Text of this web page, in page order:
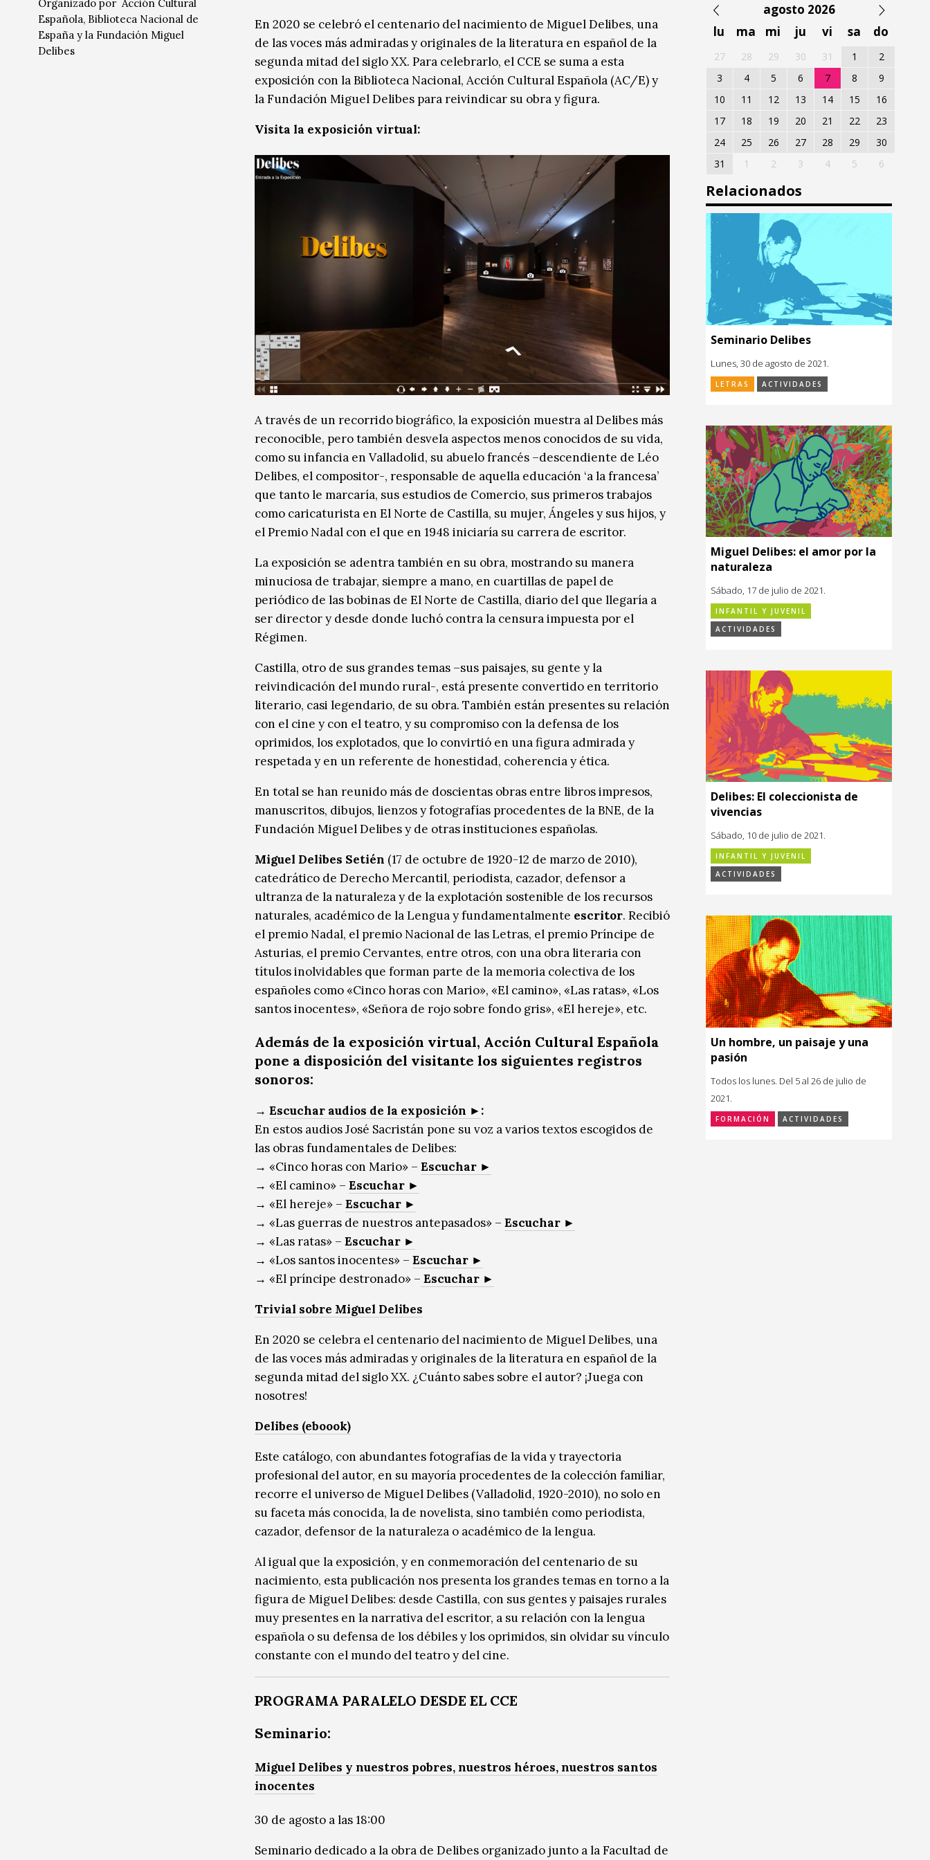
MúsicaMúsica
Sin categoría
Sin categoría
En 2020 se celebró el centenario del nacimiento de Miguel Delibes, una
de las voces más admiradas y originales de la literatura en español de la
segunda mitad del siglo XX. Para celebrarlo, el CCE se suma a esta
exposición con la Biblioteca Nacional, Acción Cultural Española (AC/E) y
la Fundación Miguel Delibes para reivindicar su obra y figura.
Visita la exposición virtual:
A través de un recorrido biográfico, la exposición muestra al Delibes más
reconocible, pero también desvela aspectos menos conocidos de su vida,
como su infancia en Valladolid, su abuelo francés –descendiente de Léo
Delibes, el compositor-, responsable de aquella educación ‘a la francesa’
que tanto le marcaría, sus estudios de Comercio, sus primeros trabajos
como caricaturista en El Norte de Castilla, su mujer, Ángeles y sus hijos, y
el Premio Nadal con el que en 1948 iniciaría su carrera de escritor.
La exposición se adentra también en su obra, mostrando su manera
minuciosa de trabajar, siempre a mano, en cuartillas de papel de
periódico de las bobinas de El Norte de Castilla, diario del que llegaría a
ser director y desde donde luchó contra la censura impuesta por el
Régimen.
Castilla, otro de sus grandes temas –sus paisajes, su gente y la
reivindicación del mundo rural-, está presente convertido en territorio
literario, casi legendario, de su obra. También están presentes su relación
con el cine y con el teatro, y su compromiso con la defensa de los
oprimidos, los explotados, que lo convirtió en una figura admirada y
respetada y en un referente de honestidad, coherencia y ética.
En total se han reunido más de doscientas obras entre libros impresos,
manuscritos, dibujos, lienzos y fotografías procedentes de la BNE, de la
Fundación Miguel Delibes y de otras instituciones españolas.
Miguel Delibes Setién (17 de octubre de 1920​-12 de marzo de 2010),
catedrático de Derecho Mercantil, periodista, cazador, defensor a
ultranza de la naturaleza y de la explotación sostenible de los recursos
naturales, académico de la Lengua y fundamentalmente escritor. Recibió
el premio Nadal, el premio Nacional de las Letras, el premio Príncipe de
Asturias, el premio Cervantes, entre otros, con una obra literaria con
títulos inolvidables que forman parte de la memoria colectiva de los
españoles como «Cinco horas con Mario», «El camino», «Las ratas», «Los
santos inocentes», «Señora de rojo sobre fondo gris», «El hereje», etc.
Además de la exposición virtual, Acción Cultural Española
pone a disposición del visitante los siguientes registros
sonoros:
→ Escuchar audios de la exposición ► :
En estos audios José Sacristán pone su voz a varios textos escogidos de
las obras fundamentales de Delibes:
→ «Cinco horas con Mario» – Escuchar ►
→ «El camino» – Escuchar ►
→ «El hereje» – Escuchar ►
→ «Las guerras de nuestros antepasados» – Escuchar ►
→ «Las ratas» – Escuchar ►
→ «Los santos inocentes» – Escuchar ►
→ «El príncipe destronado» – Escuchar ►
Trivial sobre Miguel Delibes
En 2020 se celebra el centenario del nacimiento de Miguel Delibes, una
de las voces más admiradas y originales de la literatura en español de la
segunda mitad del siglo XX. ¿Cuánto sabes sobre el autor? ¡Juega con
nosotres!
Delibes (eboook)
Este catálogo, con abundantes fotografías de la vida y trayectoria
profesional del autor, en su mayoría procedentes de la colección familiar,
recorre el universo de Miguel Delibes (Valladolid, 1920-2010), no solo en
su faceta más conocida, la de novelista, sino también como periodista,
cazador, defensor de la naturaleza o académico de la lengua.
Al igual que la exposición, y en conmemoración del centenario de su
nacimiento, esta publicación nos presenta los grandes temas en torno a la
figura de Miguel Delibes: desde Castilla, con sus gentes y paisajes rurales
muy presentes en la narrativa del escritor, a su relación con la lengua
española o su defensa de los débiles y los oprimidos, sin olvidar su vínculo
constante con el mundo del teatro y del cine.
PROGRAMA PARALELO DESDE EL CCE
Seminario:
Miguel Delibes y nuestros pobres, nuestros héroes, nuestros santos
inocentes
30 de agosto a las 18:00
Seminario dedicado a la obra de Delibes organizado junto a la Facultad de
Organizado por Acción Cultural
Española, Biblioteca Nacional de
España y la Fundación Miguel
Delibes
agosto 2026
lu
ma mi ju vi sa do
27 28 29 30 31 1
2
3
4 5 6 7 8
9
10
11 12 13 14 15
16
17
18 19 20 21 22
23
24
25 26 27 28 29
30
31
1 2 3 4 5 6
Relacionados
Seminario Delibes
Lunes, 30 de agosto de 2021.
LETRAS ACTIVIDADES
Miguel Delibes: el amor por la
naturaleza
Sábado, 17 de julio de 2021.
INFANTIL Y JUVENIL
ACTIVIDADES
Delibes: El coleccionista de
vivencias
Sábado, 10 de julio de 2021.
INFANTIL Y JUVENIL
ACTIVIDADES
Un hombre, un paisaje y una
pasión
Todos los lunes. Del 5 al 26 de julio de
2021.
FORMACIÓN ACTIVIDADES